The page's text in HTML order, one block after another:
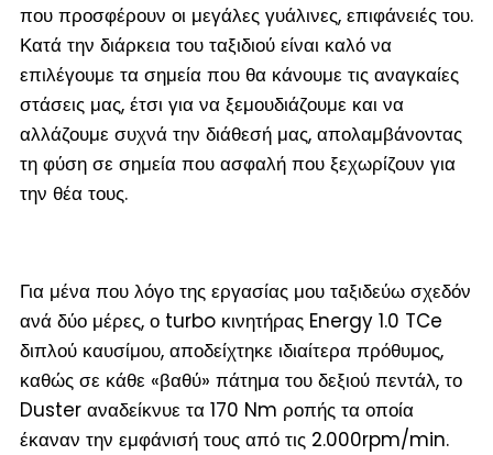
που προσφέρουν οι μεγάλες γυάλινες, επιφάνειές του.
Κατά την διάρκεια του ταξιδιού είναι καλό να
επιλέγουμε τα σημεία που θα κάνουμε τις αναγκαίες
στάσεις μας, έτσι για να ξεμουδιάζουμε και να
αλλάζουμε συχνά την διάθεσή μας, απολαμβάνοντας
τη φύση σε σημεία που ασφαλή που ξεχωρίζουν για
την θέα τους.
Για μένα που λόγο της εργασίας μου ταξιδεύω σχεδόν
ανά δύο μέρες, ο turbo κινητήρας Energy 1.0 TCe
διπλού καυσίμου, αποδείχτηκε ιδιαίτερα πρόθυμος,
καθώς σε κάθε «βαθύ» πάτημα του δεξιού πεντάλ, το
Duster αναδείκνυε τα 170 Nm ροπής τα οποία
έκαναν την εμφάνισή τους από τις 2.000rpm/min.